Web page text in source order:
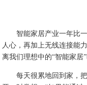
智能家居产业一年比
人心，再加上无线连接能
离我们理想中的“智能家居
每天很累地回到家，